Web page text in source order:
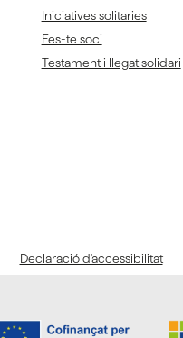
Iniciatives solitaries
Fes-te soci
Testament i llegat solidari
Declaració d'accessibilitat